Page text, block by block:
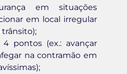
em situações
em local irregular
4 pontos (ex.: avançar
na contramão em